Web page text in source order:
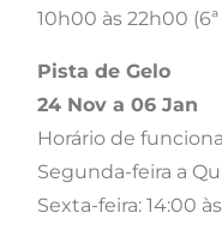
10h00 às 22h00
Pista de Gelo
24 Nov a 06 Jan
Horário de
Segunda-feira a
Sexta-feira: 14:00